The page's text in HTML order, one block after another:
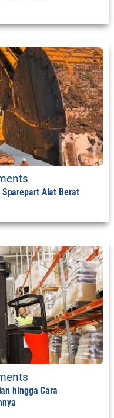
Sparepart Alat Berat
hingga Cara